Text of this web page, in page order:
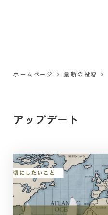
ホームページ 最新の投稿
アップデート